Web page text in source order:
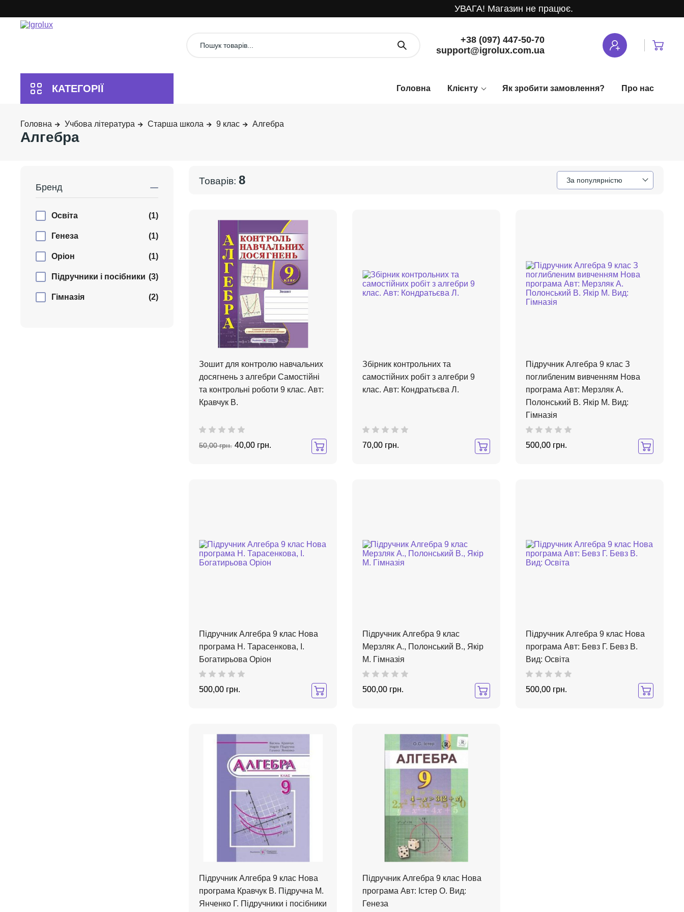
УВАГА! Магазин не працює.
+38 (097) 447-50-70
support@igrolux.com.ua
Клієнту Як зробити замовлення? Про нас
Учбова література Старша школа 9 клас Алгебра
Алгебра
8
Зошит для контролю навчальних
досягнень з алгебри Самостійні
та контрольні роботи 9 клас. Авт:
Кравчук В.
50,00 грн. 40,00 грн.
Збірник контрольних та
самостійних робіт з алгебри 9
клас. Авт: Кондратьєва Л.
70,00 грн.
Підручник Алгебра 9 клас З
поглибленим вивченням Нова
програма Авт: Мерзляк А.
Полонський В. Якір М. Вид:
Гімназія
500,00 грн.
Підручник Алгебра 9 клас Нова
програма Н. Тарасенкова, І.
Богатирьова Оріон
500,00 грн.
Підручник Алгебра 9 клас
Мерзляк А., Полонський В., Якір
М. Гімназія
500,00 грн.
Підручник Алгебра 9 клас Нова
програма Авт: Бевз Г. Бевз В.
Вид: Освіта
500,00 грн.
Підручник Алгебра 9 клас Нова
програма Кравчук В. Підручна М.
Янченко Г. Підручники і посібники
Підручник Алгебра 9 клас Нова
програма Авт: Істер О. Вид:
Генеза
Бренд
Освіта (1)
Генеза (1)
Оріон (1)
Підручники і посібники (3)
Гімназія (2)